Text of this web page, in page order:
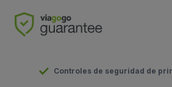
Controles de seguridad de